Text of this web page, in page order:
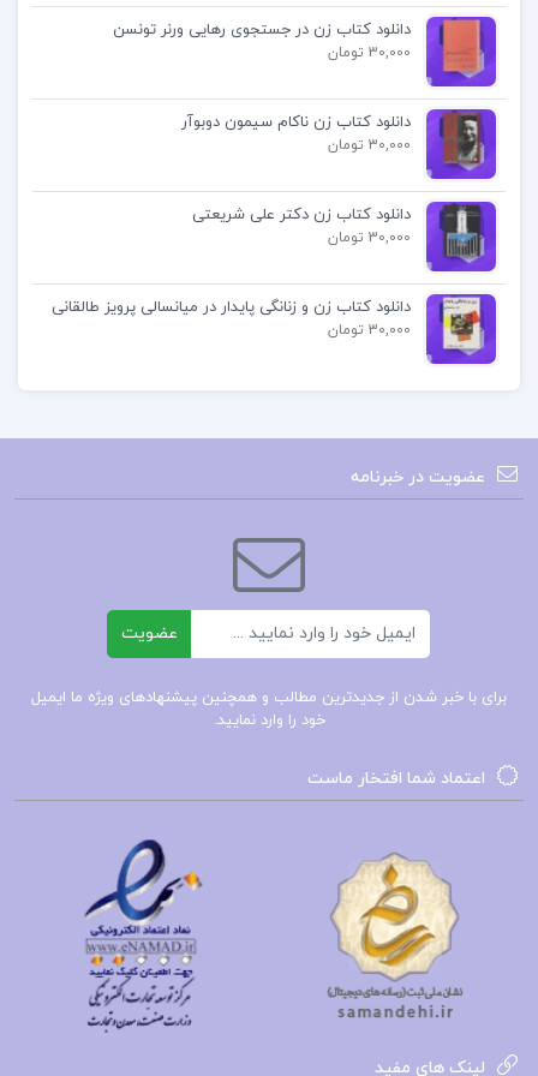
کتاب عشق و خیانت الکساندر دوما
دانلود پی دی اف عشق و خیانت الکساندر دوما
خرید pdf عشق و خیانت الکساندر دوما
کتاب عشق و خیانت الکساندر دوما
دانلود کتاب عشق و خیانت الکساندر دوماpdf
دانلود کتاب عشق و خیانت
کتاب پیشنهادی📚
298صفحهPDF
کتاب عهد جدید پیروز سیار 1278صفحهPDf
دلویس91صفحهPDf
دانلود کتاب زن در جستجوی رهایی ورنر تونسن
30,000 تومان
دانلود کتاب زن ناکام سیمون دوبوآر
30,000 تومان
دانلود کتاب زن دکتر علی شریعتی
30,000 تومان
دانلود کتاب زن و زنانگی پایدار در میانسالی پرویز طالقانی
30,000 تومان
عضویت در خبرنامه
عضویت
برای با خبر شدن از جدیدترین مطالب و همچنین پیشنهادهای ویژه ما ایمیل
خود را وارد نمایید.
اعتماد شما افتخار ماست
لینک های مفید